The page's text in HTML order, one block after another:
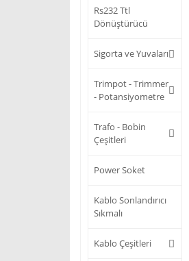
Rs232 Ttl
Dönüştürücü
Sigorta ve Yuvaları
Trimpot - Trimmer
- Potansiyometre
Trafo - Bobin
Çeşitleri
Power Soket
Kablo Sonlandırıcı
Sıkmalı
Kablo Çeşitleri